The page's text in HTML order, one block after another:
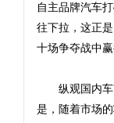
自主品牌汽车
往下拉，这正
十场争夺战中赢
纵观国内车市
是，随着市场